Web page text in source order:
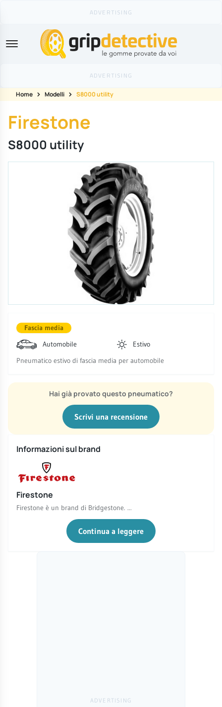
GripDetective
Home Modelli S8000 utility
Firestone
S8000 utility
Fascia media
Automobile
Estivo
Pneumatico estivo di fascia media per automobile
Hai già provato questo pneumatico?
Scrivi una recensione
Informazioni sul brand
Firestone
Firestone è un brand di Bridgestone. ...
Continua a leggere